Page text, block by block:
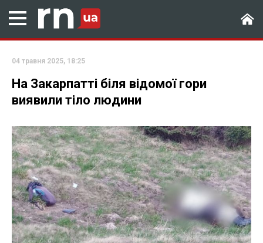
04 травня 2025, 18:25
На Закарпатті біля відомої гори
виявили тіло людини